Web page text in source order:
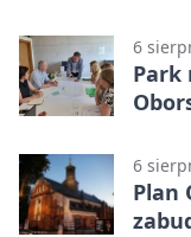
6
Park
6
Plan